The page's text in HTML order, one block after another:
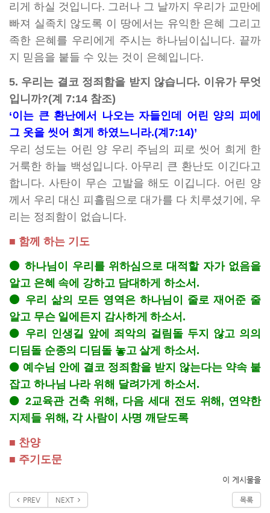
리게 하실 것입니다. 그러나 그 날까지 우리가 교만에
빠져 실족치 않도록 이 땅에서는 유익한 은혜 그리고
족한 은혜를 우리에게 주시는 하나님이십니다. 끝까
지 믿음을 붙들 수 있는 것이 은혜입니다.
5. 우리는 결코 정죄함을 받지 않습니다. 이유가 무엇
입니까?(계 7:14 참조)
‘이는 큰 환난에서 나오는 자들인데 어린 양의 피에
그 옷을 씻어 희게 하였느니라.(계7:14)’
우리 성도는 어린 양 우리 주님의 피로 씻어 희게 한
거룩한 하늘 백성입니다. 아무리 큰 환난도 이긴다고
합니다. 사탄이 무슨 고발을 해도 이깁니다. 어린 양
께서 우리 대신 피흘림으로 대가를 다 치루셨기에, 우
리는 정죄함이 없습니다.
■ 함께 하는 기도
⚫ 하나님이 우리를 위하심으로 대적할 자가 없음을
알고 은혜 속에 강하고 담대하게 하소서.
⚫ 우리 삶의 모든 영역은 하나님이 줄로 재어준 줄
알고 무슨 일에든지 감사하게 하소서.
⚫ 우리 인생길 앞에 죄악의 걸림돌 두지 않고 의의
디딤돌 순종의 디딤돌 놓고 살게 하소서.
⚫ 예수님 안에 결코 정죄함을 받지 않는다는 약속 붙
잡고 하나님 나라 위해 달려가게 하소서.
⚫ 2교육관 건축 위해, 다음 세대 전도 위해, 연약한
지제들 위해, 각 사람이 사명 깨닫도록
■ 찬양
■ 주기도문
이 게시물을
PREV NEXT 목록